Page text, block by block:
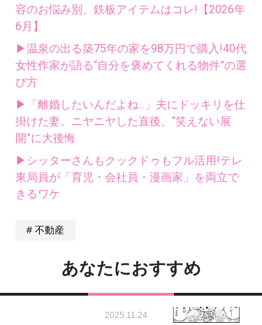
容のお悩み別、鉄板アイテムはコレ!【2026年
6月】
▶温泉の出る築75年の家を98万円で購入!40代
女性作家が語る“自分を褒めてくれる物件”の選
び方
▶「離婚したいんだよね...」夫にドッキリを仕
掛けた妻。ニヤニヤした直後、“笑えない展
開”に大後悔
▶シッターさんもクックドゥもフル活用!テレ
東局員が「育児・会社員・漫画家」を両立で
きるワケ
不動産
あなたにおすすめ
2025.11.24